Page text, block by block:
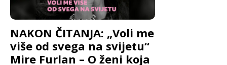
NAKON ČITANJA: „Voli me
više od svega na svijetu“
Mire Furlan – O ženi koja